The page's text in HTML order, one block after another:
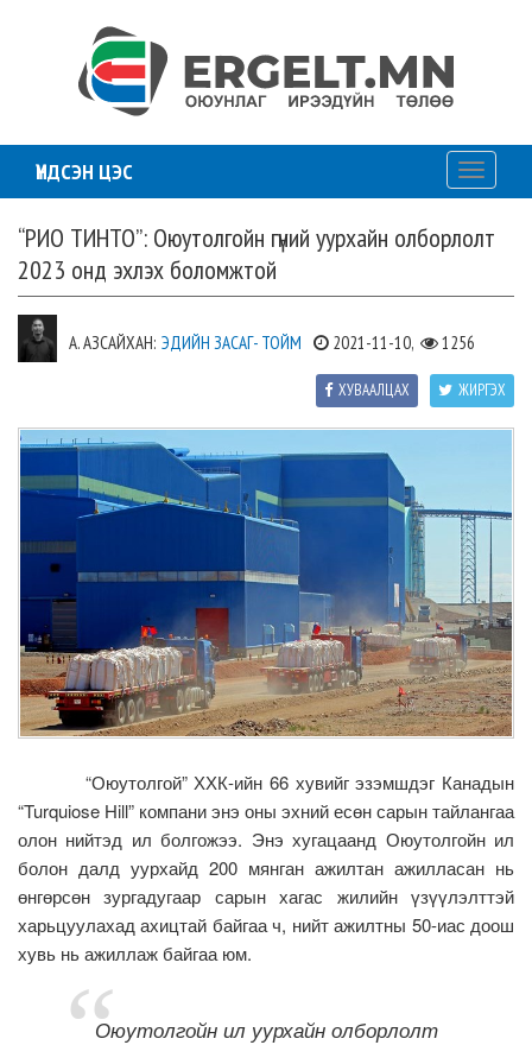
ҮНДСЭН ЦЭС
Toggle
“РИО ТИНТО”: Оюутолгойн гүний уурхайн олборлолт
2023 онд эхлэх боломжтой
А. АЗСАЙХАН: ЭДИЙН ЗАСАГ- ТОЙМ 2021-11-10, 1256
ЖИРГЭХ
ХУВААЛЦАХ
“Оюутолгой” ХХК-ийн 66 хувийг эзэмшдэг Канадын
“Turquiose Hill” компани энэ оны эхний есөн сарын тайлангаа
олон нийтэд ил болгожээ. Энэ хугацаанд Оюутолгойн ил
болон далд уурхайд 200 мянган ажилтан ажилласан нь
өнгөрсөн зургадугаар сарын хагас жилийн үзүүлэлттэй
харьцуулахад ахицтай байгаа ч, нийт ажилтны 50-иас доош
хувь нь ажиллаж байгаа юм.
Оюутолгойн ил уурхайн олборлолт